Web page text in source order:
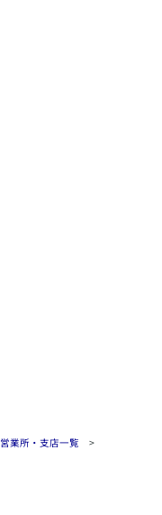
営業所・支店一覧
>